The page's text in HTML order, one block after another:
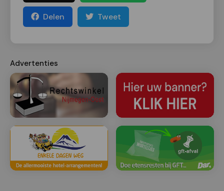
Delen Tweet
Advertenties